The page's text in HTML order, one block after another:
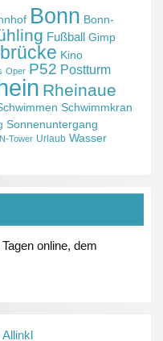
Bonn Bonn-
Fußball Gimp
Kino
Oper P52 Postturm
Rheinaue
Schwimmkran
Sonnenuntergang
Tower Urlaub Wasser
online, dem